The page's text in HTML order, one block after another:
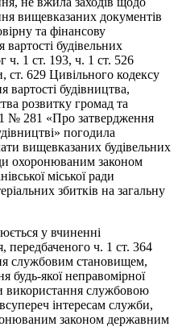
вищевказаних документів
та фінансову
будівельних
ч. 1 ст. 193, ч. 1 ст. 526
ст. 629 Цивільного кодексу
вартості будівництва,
розвитку громад та
№ 281 «Про затвердження
погодила
вищевказаних будівельних
охоронюваним законом
міської ради
збитків на загальну
у вчиненні
ч. 1 ст. 364
службовим становищем,
будь-якої неправомірної
використання службовою
інтересам служби,
законом державним